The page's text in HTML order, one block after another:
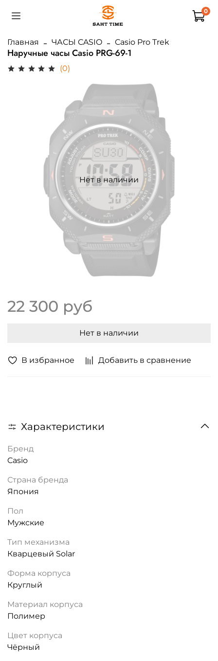
0
Главная ЧАСЫ CASIO Casio Pro Trek
Наручные часы Casio PRG-69-1
(0)
В избранное Добавить в сравнение
Нет в наличии
22 300 руб
Нет в наличии
Характеристики
Бренд
Casio
Страна бренда
Япония
Пол
Мужские
Тип механизма
Кварцевый Solar
Форма корпуса
Круглый
Материал корпуса
Полимер
Цвет корпуса
Чёрный